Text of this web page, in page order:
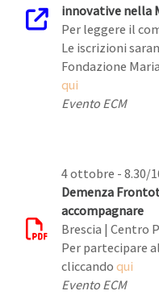
innovative nella
Per leggere il
Le iscrizioni
Fondazione
qui
Evento ECM
4 ottobre - 8.30/
Demenza
accompagnare
Brescia | Centro
Per partecipare
cliccandoqui
Evento ECM